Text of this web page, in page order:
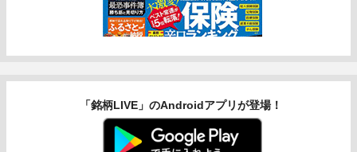
「銘柄LIVE」のAndroidアプリが登場！